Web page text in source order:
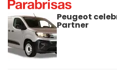
Peugeot
Partner